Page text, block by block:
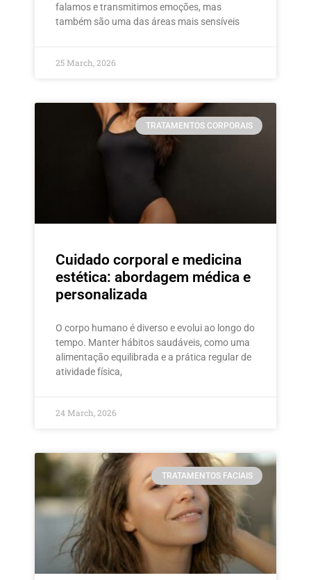
falamos e transmitimos emoções, mas
também são uma das áreas mais sensíveis
25 March, 2026
TRATAMENTOS CORPORAIS
Cuidado corporal e medicina
estética: abordagem médica e
personalizada
O corpo humano é diverso e evolui ao longo do
tempo. Manter hábitos saudáveis, como uma
alimentação equilibrada e a prática regular de
atividade física,
24 March, 2026
TRATAMENTOS FACIAIS